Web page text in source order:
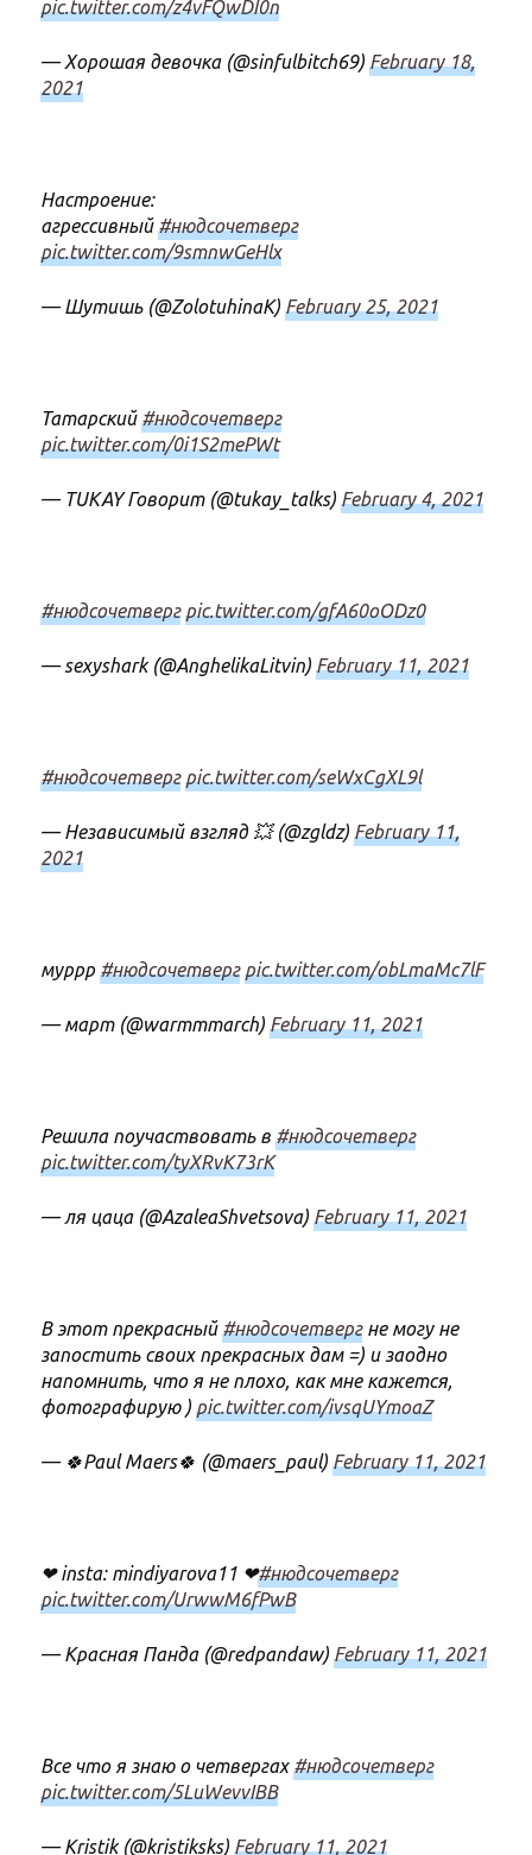
pic.twitter.com/z4vFQwDI0n
— Хорошая девочка (@sinfulbitch69) February 18,
2021
Настроение:
агрессивный#нюдсочетверг
pic.twitter.com/9smnwGeHlx
— Шутишь (@ZolotuhinaK) February 25, 2021
Татарский#нюдсочетверг
pic.twitter.com/0i1S2mePWt
— TUKAY Говорит (@tukay_talks) February 4, 2021
#нюдсочетверг pic.twitter.com/gfA60oODz0
— sexyshark (@AnghelikaLitvin) February 11, 2021
#нюдсочетверг pic.twitter.com/seWxCgXL9l
— Независимый взгляд 💥 (@zgldz) February 11,
2021
муррр #нюдсочетверг pic.twitter.com/obLmaMc7lF
— март (@warmmmarch) February 11, 2021
Решила поучаствовать в #нюдсочетверг
pic.twitter.com/tyXRvK73rK
— ля цаца (@AzaleaShvetsova) February 11, 2021
В этот прекрасный#нюдсочетвергне могу не
запостить своих прекрасных дам =) и заодно
напомнить, что я не плохо, как мне кажется,
фотографирую ) pic.twitter.com/ivsqUYmoaZ
— 🍀Paul Maers🍀 (@maers_paul) February 11, 2021
❤ insta: mindiyarova11 ❤#нюдсочетверг
pic.twitter.com/UrwwM6fPwB
— Красная Панда (@redpandaw) February 11, 2021
Все что я знаю о четвергах#нюдсочетверг
pic.twitter.com/5LuWevvIBB
— Kristik (@kristiksks) February 11, 2021